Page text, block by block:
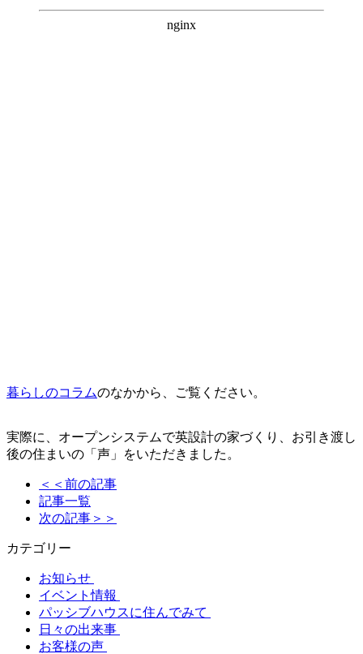
暮らしのコラムのなかから、ご覧ください。
実際に、オープンシステムで英設計の家づくり、お引き渡し
後の住まいの「声」をいただきました。
＜＜前の記事
記事一覧
次の記事＞＞
カテゴリー
お知らせ
イベント情報
パッシブハウスに住んでみて
日々の出来事
お客様の声